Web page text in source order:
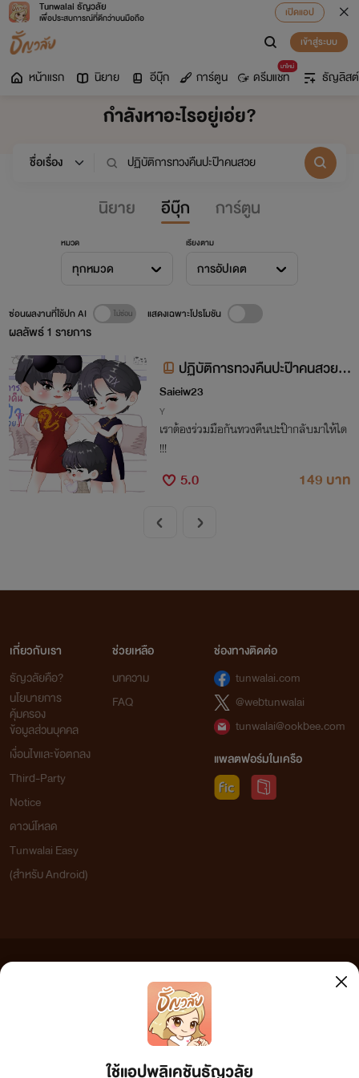
Tunwalai ธัญวลัย
เพื่อประสบการณ์ที่ดีกว่าบนมือถือ
เปิดแอป
เข้าสู่ระบบ
หน้าแรก นิยาย อีบุ๊ก การ์ตูน
มาใหม่
ดรีมแชท ธัญลิสต์
กำลังหาอะไรอยู่เอ่ย?
นิยาย อีบุ๊ก การ์ตูน
หมวด
ทุกหมวด
เรียงตาม
การอัปเดต
ผลลัพธ์1 รายการ
ซ่อนผลงานที่ใช้ปก AI แสดงเฉพาะโปรโมชัน
ปฏิบัติการทวงคืนปะป๊าคนสวย
[Mpreg]
Saieiw23
Y
เราต้องร่วมมือกันทวงคืนปะป๊ากลับมาให้ได
้!!!
5.0 149 บาท
ใช้แอปพลิเคชันธัญวลัย
เกี่ยวกับเรา
ธัญวลัยคือ?
นโยบายการ
คุ้มครอง
ข้อมูลส่วนบุคคล
เงื่อนไขและข้อตกลง
Third-Party
Notice
ดาวน์โหลด
Tunwalai Easy
(สำหรับ Android)
ช่วยเหลือ
บทความ
FAQ
ช่องทางติดต่อ
tunwalai.com
@webtunwalai
tunwalai@ookbee.com
แพลตฟอร์มในเครือ
เว็บไซต์แห่งนี้ไม่ได้เห็นด้วยและไม่ขอรับผิดชอบต่อข้อความใดๆ ทั้งสิ้น ดังนั้นผู้อ่านทุกท่านโปรดใช้
วิจารณญาณในการกลั่นกรองด้วยตนเอง และหากท่านพบข้อความใดๆ ที่ขัดต่อกฎหมายและศีลธรรม
กรุณาแจ้งมาที่ tunwalai@ookbee.com เพื่อทีมงานจะได้ดำเนินการในทันที ทั้งนี้ ทางเว็บไซต์ขอสงวน
ลิขสิทธิ์ตามพระราชบัญญัติลิขสิทธิ์ (ฉบับเพิ่มเติม) พ.ศ.2558